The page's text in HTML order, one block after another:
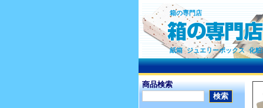
箱の専門店
紙箱 ジュエリーボックス 化
商品検索